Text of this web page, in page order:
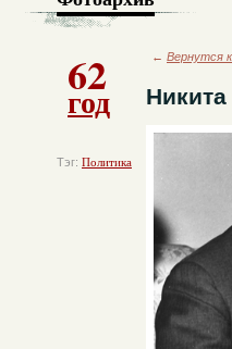
62
год
Тэг: Политика
← Вернутся